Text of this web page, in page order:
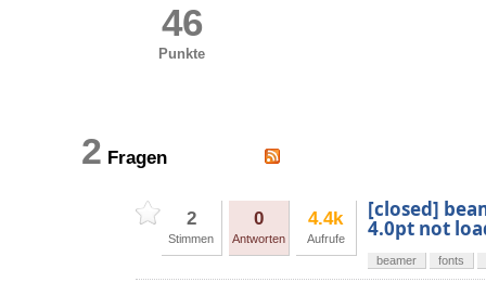
46
Punkte
2 Fragen
2
Stimmen
0
Antworten
4.4k
Aufrufe
[closed]
4.0pt not
beamer fonts